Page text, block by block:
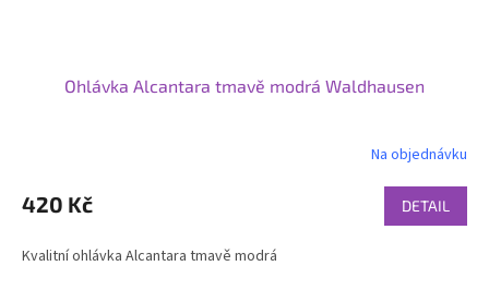
Ohlávka Alcantara tmavě modrá Waldhausen
Na objednávku
420 Kč DETAIL
Kvalitní ohlávka Alcantara tmavě modrá